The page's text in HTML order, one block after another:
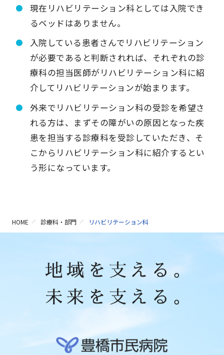
現在リハビリテーション科としては入院でき
るベッドはありません。
入院している患者さんでリハビリテーション
が必要であると判断されれば、それぞれの診
療科の担当医師がリハビリテーション科に紹
介してリハビリテーションが始まります。
外来でリハビリテーション科の受診を希望さ
れる方は、まずその障がいの原因となった疾
患を担当する診療科を受診していただき、そ
こからリハビリテーション科に紹介するとい
う形になっています。
HOME 診療科・部門 リハビリテーション科